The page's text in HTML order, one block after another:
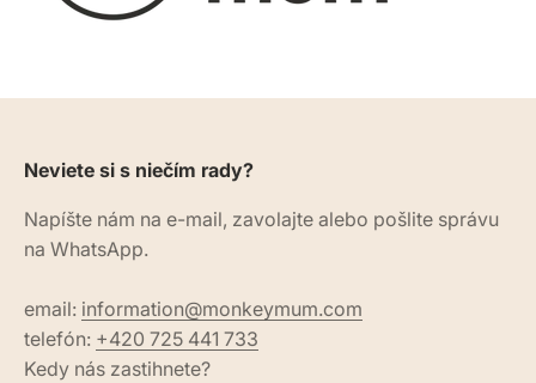
Neviete si s niečím rady?
Napíšte nám na e-mail, zavolajte alebo pošlite správu
na WhatsApp.
email: information@monkeymum.com
telefón: +420 725 441 733
Kedy nás zastihnete?